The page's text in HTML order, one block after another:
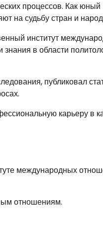
процессов. Как юный
на судьбу стран и
институт
в области
публиковал
карьеру в
международных
отношениям.